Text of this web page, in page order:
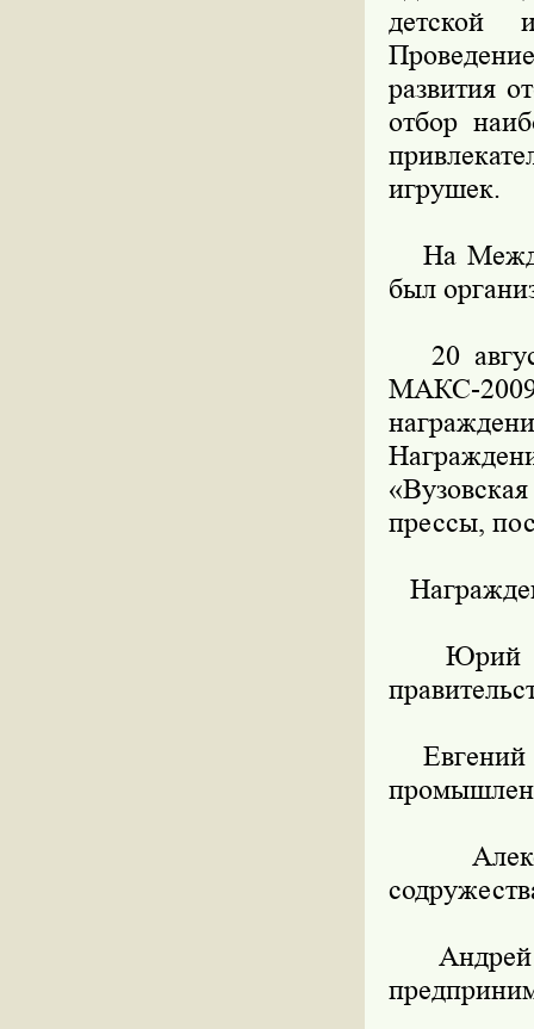
детской
развития
отбор
игрушек.
На
был
20
МАКС-
прессы,
Юрий
Евгений
Андрей